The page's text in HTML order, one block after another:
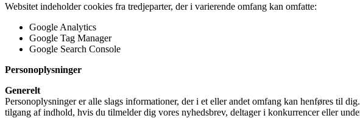
Websitet indeholder cookies fra tredjeparter, der i varierende omfang kan omfatte:
Google Analytics
Google Tag Manager
Google Search Console
Personoplysninger
Generelt
Personoplysninger er alle slags informationer, der i et eller andet omfang kan henføres til
tilgang af indhold, hvis du tilmelder dig vores nyhedsbrev, deltager i konkurrencer eller